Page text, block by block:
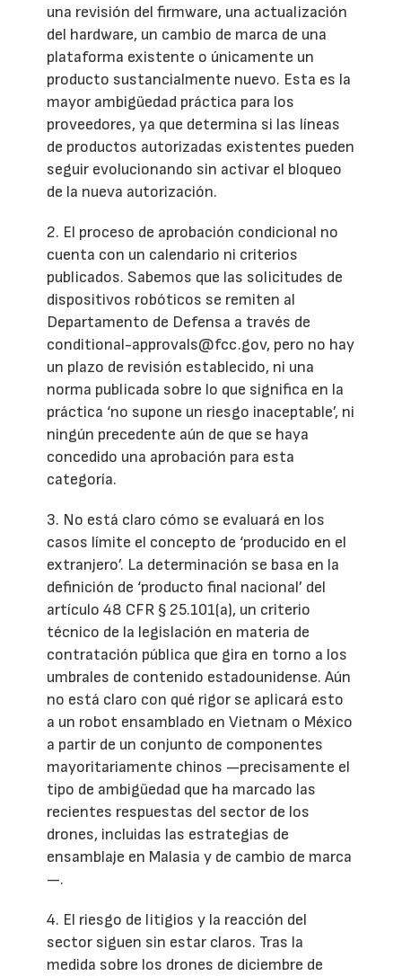
una revisión del firmware, una actualización
del hardware, un cambio de marca de una
plataforma existente o únicamente un
producto sustancialmente nuevo. Esta es la
mayor ambigüedad práctica para los
proveedores, ya que determina si las líneas
de productos autorizadas existentes pueden
seguir evolucionando sin activar el bloqueo
de la nueva autorización.
2. El proceso de aprobación condicional no
cuenta con un calendario ni criterios
publicados. Sabemos que las solicitudes de
dispositivos robóticos se remiten al
Departamento de Defensa a través de
conditional-approvals@fcc.gov, pero no hay
un plazo de revisión establecido, ni una
norma publicada sobre lo que significa en la
práctica ‘no supone un riesgo inaceptable’, ni
ningún precedente aún de que se haya
concedido una aprobación para esta
categoría.
3. No está claro cómo se evaluará en los
casos límite el concepto de ‘producido en el
extranjero’. La determinación se basa en la
definición de ‘producto final nacional’ del
artículo 48 CFR § 25.101(a), un criterio
técnico de la legislación en materia de
contratación pública que gira en torno a los
umbrales de contenido estadounidense. Aún
no está claro con qué rigor se aplicará esto
a un robot ensamblado en Vietnam o México
a partir de un conjunto de componentes
mayoritariamente chinos —precisamente el
tipo de ambigüedad que ha marcado las
recientes respuestas del sector de los
drones, incluidas las estrategias de
ensamblaje en Malasia y de cambio de marca
—.
4. El riesgo de litigios y la reacción del
sector siguen sin estar claros. Tras la
medida sobre los drones de diciembre de